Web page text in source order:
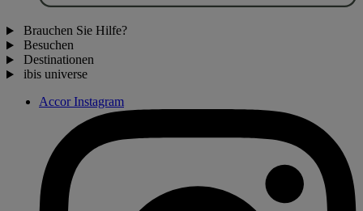
Brauchen Sie Hilfe?
Besuchen
Destinationen
ibis universe
Accor Instagram